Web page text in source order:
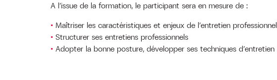
A l’issue de la formation, le participant sera en mesure de :
Maîtriser les caractéristiques et enjeux de l’entretien professionnel
Structurer ses entretiens professionnels
Adopter la bonne posture, développer ses techniques d’entretien